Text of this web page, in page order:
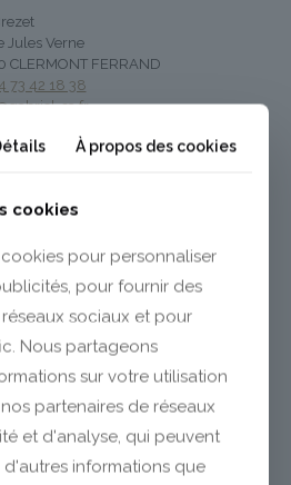
Jules Verne
CLERMONT FERRAND
73 42 18 38
sa.fr
À propos des cookies
cookies
pour personnaliser
pour fournir des
sociaux et pour
Nous partageons
sur votre utilisation
partenaires de réseaux
et d'analyse, qui peuvent
informations que